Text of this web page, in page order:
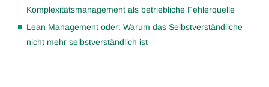
Komplexitätsmanagement als betriebliche Fehlerquelle
Lean Management oder: Warum das Selbstverständliche
nicht mehr selbstverständlich ist